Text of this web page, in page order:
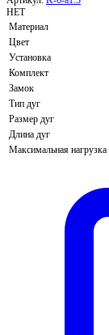
НЕТ
Материал
Цвет
Установка
Комплект
Замок
Тип дуг
Размер дуг
Длина дуг
Максимальная нагрузка